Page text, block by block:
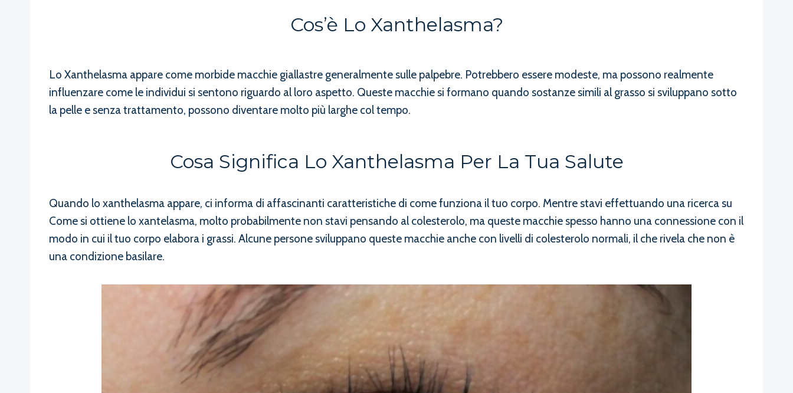
Cos’è Lo Xanthelasma?
Lo Xanthelasma appare come morbide macchie giallastre generalmente sulle palpebre. Potrebbero essere modeste, ma possono realmente
influenzare come le individui si sentono riguardo al loro aspetto. Queste macchie si formano quando sostanze simili al grasso si sviluppano sotto
la pelle e senza trattamento, possono diventare molto più larghe col tempo.
Cosa Significa Lo Xanthelasma Per La Tua Salute
Quando lo xanthelasma appare, ci informa di affascinanti caratteristiche di come funziona il tuo corpo. Mentre stavi effettuando una ricerca su
Come si ottiene lo xantelasma, molto probabilmente non stavi pensando al colesterolo, ma queste macchie spesso hanno una connessione con il
modo in cui il tuo corpo elabora i grassi. Alcune persone sviluppano queste macchie anche con livelli di colesterolo normali, il che rivela che non è
una condizione basilare.